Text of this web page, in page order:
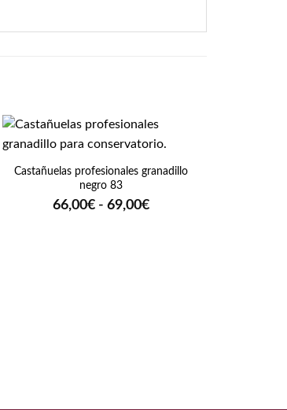
Castañuelas profesionales granadillo
negro 83
66,00€ - 69,00€Rango